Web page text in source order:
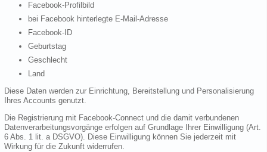
Facebook-Profilbild
bei Facebook hinterlegte E-Mail-Adresse
Facebook-ID
Geburtstag
Geschlecht
Land
Diese Daten werden zur Einrichtung, Bereitstellung und Personalisierung
Ihres Accounts genutzt.
Die Registrierung mit Facebook-Connect und die damit verbundenen
Datenverarbeitungsvorgänge erfolgen auf Grundlage Ihrer Einwilligung (Art.
6 Abs. 1 lit. a DSGVO). Diese Einwilligung können Sie jederzeit mit
Wirkung für die Zukunft widerrufen.